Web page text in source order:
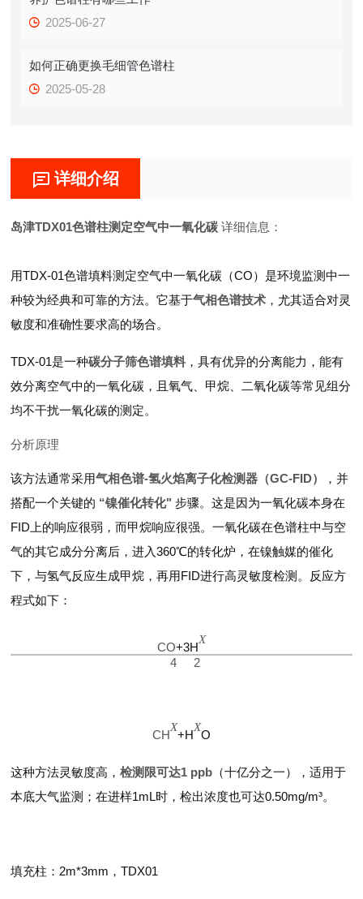
2025-06-27
如何正确更换毛细管色谱柱
2025-05-28
详细介绍
岛津TDX01色谱柱测定空气中一氧化碳 详细信息：
用TDX-01色谱填料测定空气中一氧化碳（CO）是环境监测中一
种较为经典和可靠的方法。它基于气相色谱技术 ，尤其适合对灵
敏度和准确性要求高的场合。
TDX-01是一种碳分子筛色谱填料 ，具有优异的分离能力，能有
效分离空气中的一氧化碳，且氧气、甲烷、二氧化碳等常见组分
均不干扰一氧化碳的测定。
分析原理
该方法通常采用气相色谱-氢火焰离子化检测器（GC-FID）
，并
搭配一个关键的 “镍催化转化" 步骤。这是因为一氧化碳本身在
FID上的响应很弱，而甲烷响应很强。一氧化碳在色谱柱中与空
气的其它成分分离后，进入360℃的转化炉，在镍触媒的催化
下，与氢气反应生成甲烷，再用FID进行高灵敏度检测。反应方
程式如下：
\ce{CO + 3H2 ->[\text][\Delta] CH
CO+3H
X
2
CH
X
4
+H
X
2
O
这种方法灵敏度高，检测限可达1 ppb （十亿分之一），适用于
本底大气监测；在进样1mL时，检出浓度也可达0.50mg/m³。
填充柱：2m*3mm，TDX01